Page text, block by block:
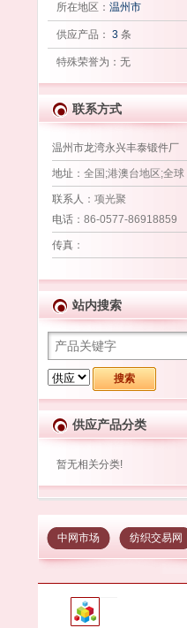
所在地区： 温州市
供应产品： 3条
特殊荣誉为：无
联系方式
温州市龙湾永兴丰泰锻件厂
地址 ：全国;港澳台地区;全球
联系人 ：项光聚
电话：86-0577-86918859
传真：
站内搜索
供应产品分类
暂无相关分类!
中网市场 纺织交易网